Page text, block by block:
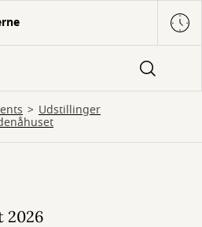
Udstillinger
2026